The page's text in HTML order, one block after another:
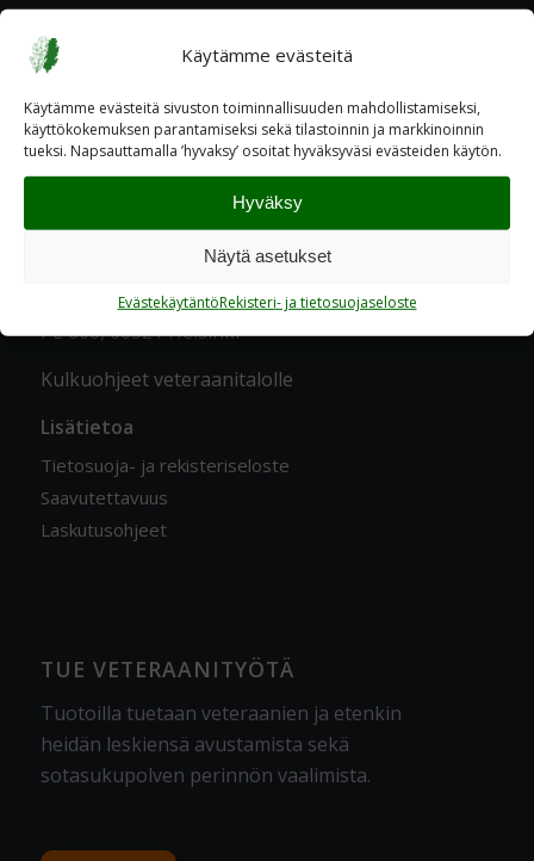
Käytämme evästeitä
Käytämme evästeitä sivuston toiminnallisuuden mahdollistamiseksi,
käyttökokemuksen parantamiseksi sekä tilastoinnin ja markkinoinnin
tueksi. Napsauttamalla ’hyvaksy’ osoitat hyväksyväsi evästeiden käytön.
Hyväksy
Näytä asetukset
EvästekäytäntöRekisteri- ja tietosuojaseloste
YHTEYSTIEDOT
Katuosoite
Ratavartijankatu 2 A, 00520 Helsinki
Postiosoite
PL 600, 00521 Helsinki
Kulkuohjeet veteraanitalolle
Lisätietoa
Tietosuoja- ja rekisteriseloste
Saavutettavuus
Laskutusohjeet
TUE VETERAANITYÖTÄ
Tuotoilla tuetaan veteraanien ja etenkin
heidän leskiensä avustamista sekä
sotasukupolven perinnön vaalimista.